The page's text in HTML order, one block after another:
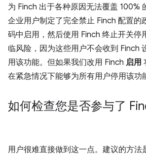
为 Finch 出于各种原因无法覆盖 100%
企业用户制定了完全禁止 Finch 配置的
码中启用，然后使用 Finch 终止开关停
临风险，因为这些用户不会收到 Finch
用该功能。但如果我们改用 Finch 启用
在紧急情况下能够为所有用户停用该功
如何检查您是否参与了
用户很难直接做到这一点。建议的方法